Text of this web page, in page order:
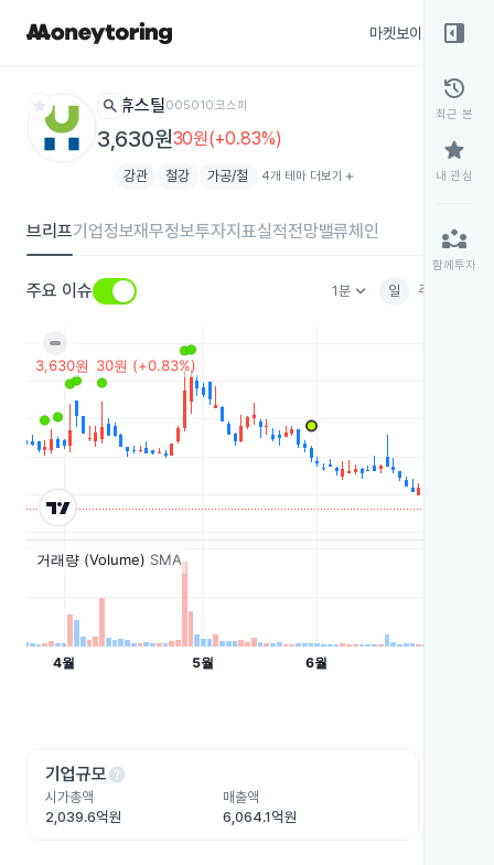
마켓보이스
star search 휴스틸005010코스피
3,630원30원(+0.83%)
강관 철강 가공/철 4개 테마 더보기 add
브리프기업정보재무정보투자지표실적전망밸류체인
주요 이슈 1분keyboard_arrow_down 일 주
기업규모help
시가총액
2,039.6억원
매출액
6,064.1억원
right_panel_open
history
최근 본
star
내 관심
partner_exchange
함께투자